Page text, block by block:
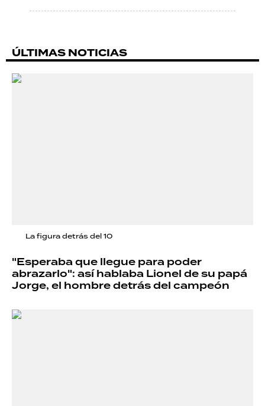
ÚLTIMAS NOTICIAS
La figura detrás del 10
"Esperaba que llegue para poder
abrazarlo": así hablaba Lionel de su papá
Jorge, el hombre detrás del campeón